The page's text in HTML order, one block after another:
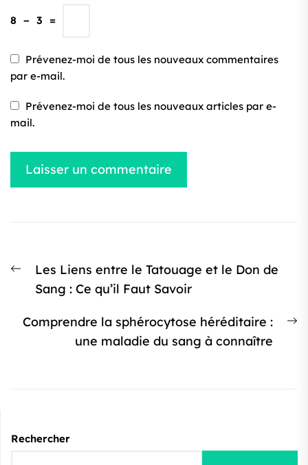
8 − 3 =
Prévenez-moi de tous les nouveaux commentaires
par e-mail.
Prévenez-moi de tous les nouveaux articles par e-
mail.
de
l’article
Article
précédent
Les Liens entre le Tatouage et le Don de
Sang : Ce qu’il Faut Savoir
Comprendre la sphérocytose héréditaire :
une maladie du sang à connaître
Rechercher